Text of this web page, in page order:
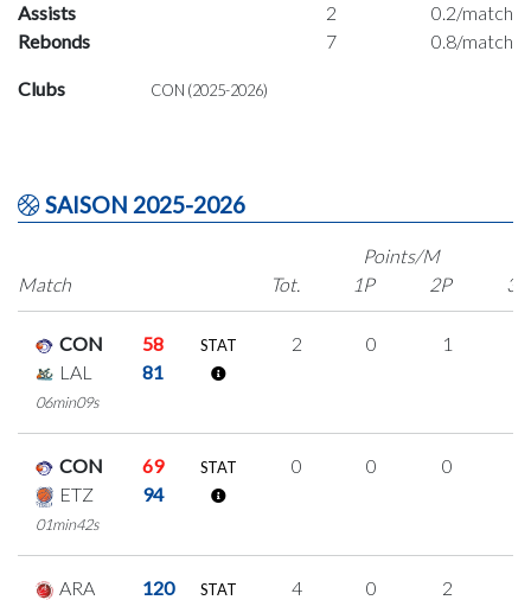
Assists
2
0.2/match
Rebonds
7 0.8/match
Clubs CON (2025-2026)
SAISON 2025-2026
Match
Points/M
Tot.
1P 2P 3P
CON
58
LAL
81
06min09s
STAT 2 0 1
CON
69
ETZ
94
01min42s
STAT 0 0 0
ARA
120
STAT 4 0 2